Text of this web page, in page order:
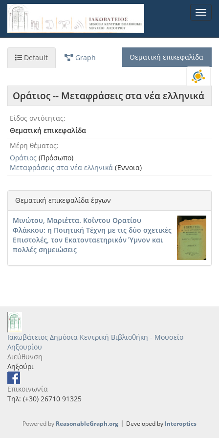
Παράκαμψη
προς
κυρίως
Default Graph Θεματική επικεφαλίδα
Οράτιος -- Μεταφράσεις στα νέα ελληνικά
Είδος οντότητας
Θεματική επικεφαλίδα
Μέρη θέματος
Οράτιος (Πρόσωπο)
Μεταφράσεις στα νέα ελληνικά (Έννοια)
Θεματική επικεφαλίδα έργων
Μινώτου, Μαριέττα. Κοΐντου Ορατίου
Φλάκκου: η Ποιητική Τέχνη με τις δύο σχετικές
Επιστολές, τον Εκατονταετηρικόν Ύμνον και
πολλές σημειώσεις
Ιακωβάτειος Δημόσια Κεντρική Βιβλιοθήκη - Μουσείο
Ληξουρίου
Διεύθυνση
Ληξούρι
Επικοινωνία
Τηλ: (+30) 26710 91325
Powered by ReasonableGraph.org | Developed by Interoptics